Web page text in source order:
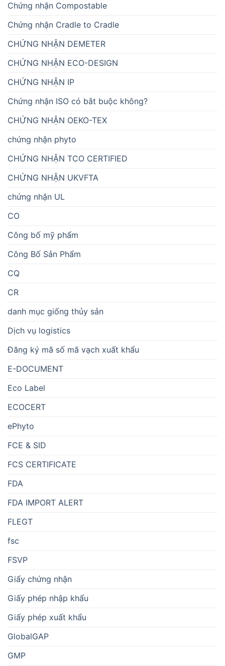
Chứng nhận Compostable
Chứng nhận Cradle to Cradle
CHỨNG NHẬN DEMETER
CHỨNG NHẬN ECO-DESIGN
CHỨNG NHẬN IP
Chứng nhận ISO có bắt buộc không?
CHỨNG NHẬN OEKO-TEX
chứng nhận phyto
CHỨNG NHẬN TCO CERTIFIED
CHỨNG NHẬN UKVFTA
chứng nhận UL
CO
Công bố mỹ phẩm
Công Bố Sản Phẩm
CQ
CR
danh mục giống thủy sản
Dịch vụ logistics
Đăng ký mã số mã vạch xuất khẩu
E-DOCUMENT
Eco Label
ECOCERT
ePhyto
FCE & SID
FCS CERTIFICATE
FDA
FDA IMPORT ALERT
FLEGT
fsc
FSVP
Giấy chứng nhận
Giấy phép nhập khẩu
Giấy phép xuất khẩu
GlobalGAP
GMP